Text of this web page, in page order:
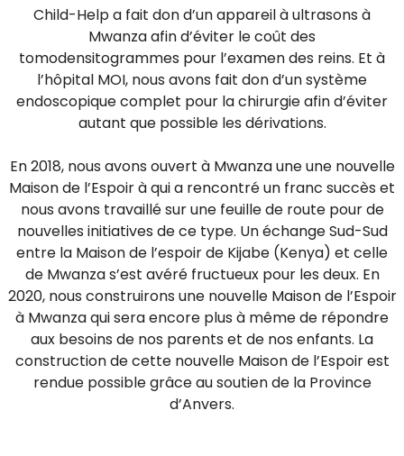
Child-Help a fait don d’un appareil à ultrasons à
Mwanza afin d’éviter le coût des
tomodensitogrammes pour l’examen des reins. Et à
l’hôpital MOI, nous avons fait don d’un système
endoscopique complet pour la chirurgie afin d’éviter
autant que possible les dérivations.
En 2018, nous avons ouvert à Mwanza une une nouvelle
Maison de l’Espoir à qui a rencontré un franc succès et
nous avons travaillé sur une feuille de route pour de
nouvelles initiatives de ce type. Un échange Sud-Sud
entre la Maison de l’espoir de Kijabe (Kenya) et celle
de Mwanza s’est avéré fructueux pour les deux. En
2020, nous construirons une nouvelle Maison de l’Espoir
à Mwanza qui sera encore plus à même de répondre
aux besoins de nos parents et de nos enfants. La
construction de cette nouvelle Maison de l’Espoir est
rendue possible grâce au soutien de la Province
d’Anvers.